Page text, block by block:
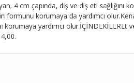
4 cm çapında, diş ve diş eti sağlığını
korumaya da yardımcı
korumaya yardımcı